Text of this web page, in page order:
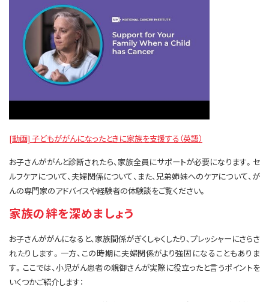
[動画] 子どもががんになったときに家族を支援する（英語）
お子さんががんと診断されたら、家族全員にサポートが必要になります。セ
ルフケアについて、夫婦関係について、また、兄弟姉妹へのケアについて、が
んの専門家のアドバイスや経験者の体験談をご覧ください。
家族の絆を深めましょう
お子さんががんになると、家族間係がぎくしゃくしたり、プレッシャーにさらさ
れたりします。一方、この時期に夫婦関係がより強固になることもありま
す。ここでは、小児がん患者の親御さんが実際に役立ったと言うポイントを
いくつかご紹介します：